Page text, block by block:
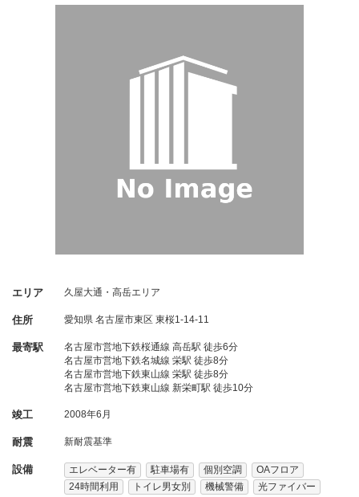
エリア 久屋大通・高岳エリア
住所 愛知県 名古屋市東区 東桜1-14-11
最寄駅
名古屋市営地下鉄桜通線 高岳駅 徒歩6分
名古屋市営地下鉄名城線 栄駅 徒歩8分
名古屋市営地下鉄東山線 栄駅 徒歩8分
名古屋市営地下鉄東山線 新栄町駅 徒歩10分
竣工 2008年6月
耐震 新耐震基準
設備 エレベーター有 駐車場有 個別空調
OAフロア
24時間利用
トイレ男女別 機械警備 光ファイバー